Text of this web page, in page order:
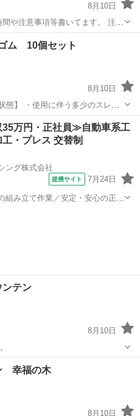
8月10日
注意事項等書いてます。 注意
則として 返品・交換や修理等の
しては、ご購入から３日以内に
折りたたみ
ム 10個セット
8月10日
ます ・詳細は現地でご確認くだ
ご了承願います ※中古品のた
万円・正社員≫自動車系工
・プレス 交替制
ング株式会社
提携サイト 7月24日
組み立て作業／安定・安心の正社
ンテン
8月10日
ファウンテン
幸福の木
8月10日